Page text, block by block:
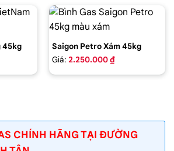
45kg
Saigon Petro Xám 45kg
Giá: 2.250.000 ₫
CHÍNH HÃNG TẠI ĐƯỜNG